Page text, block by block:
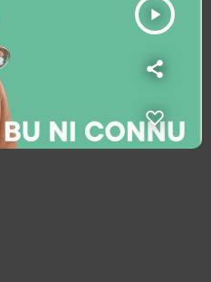
play_arrow